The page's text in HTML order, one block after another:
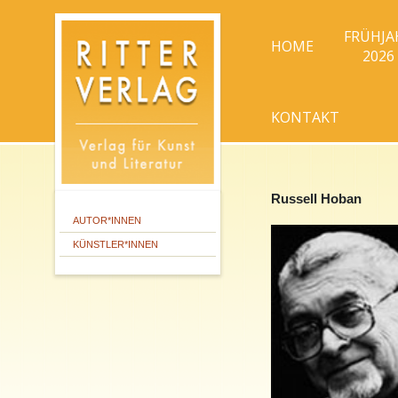
HOME
2026
KONTAKT
AUTOR*INNEN
KÜNSTLER*INNEN
Russell Hoban